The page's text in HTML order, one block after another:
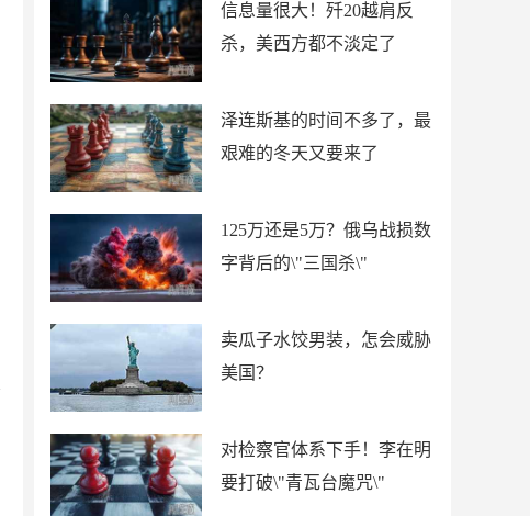
信息量很大！歼20越肩反
杀，美西方都不淡定了
泽连斯基的时间不多了，最
艰难的冬天又要来了
125万还是5万？俄乌战损数
字背后的\"三国杀\"
卖瓜子水饺男装，怎会威胁
美国？
对检察官体系下手！李在明
要打破\"青瓦台魔咒\"